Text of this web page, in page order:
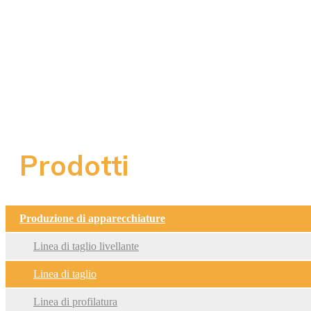
Prodotti
Produzione di apparecchiature
Linea di taglio livellante
Linea di taglio
Linea di profilatura